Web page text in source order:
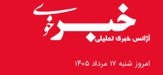
امروز شنبه ۱۷ مرداد ۱۴۰۵